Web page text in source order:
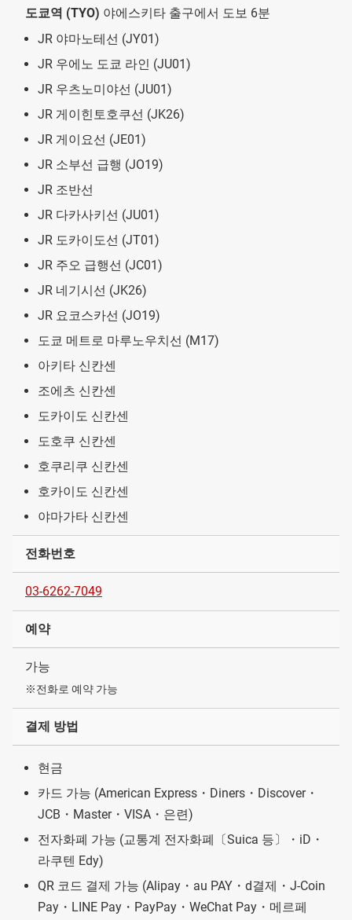
도쿄역 (TYO) 야에스키타 출구에서 도보 6분
JR 야마노테선 (JY01)
JR 우에노 도쿄 라인 (JU01)
JR 우츠노미야선 (JU01)
JR 게이힌토호쿠선 (JK26)
JR 게이요선 (JE01)
JR 소부선 급행 (JO19)
JR 조반선
JR 다카사키선 (JU01)
JR 도카이도선 (JT01)
JR 주오 급행선 (JC01)
JR 네기시선 (JK26)
JR 요코스카선 (JO19)
도쿄 메트로 마루노우치선 (M17)
아키타 신칸센
조에츠 신칸센
도카이도 신칸센
도호쿠 신칸센
호쿠리쿠 신칸센
호카이도 신칸센
야마가타 신칸센
전화번호
03-6262-7049
예약
가능
※전화로 예약 가능
결제 방법
현금
카드 가능 (American Express・Diners・Discover・
JCB・Master・VISA・은련)
전자화폐 가능 (교통계 전자화폐〔Suica 등〕・iD・
라쿠텐 Edy)
QR 코드 결제 가능 (Alipay・au PAY・d결제・J-Coin
Pay・LINE Pay・PayPay・WeChat Pay・메르페